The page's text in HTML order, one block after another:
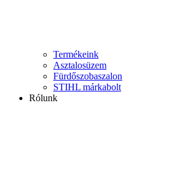
Termékeink
Asztalosüzem
Fürdőszobaszalon
STIHL márkabolt
Rólunk